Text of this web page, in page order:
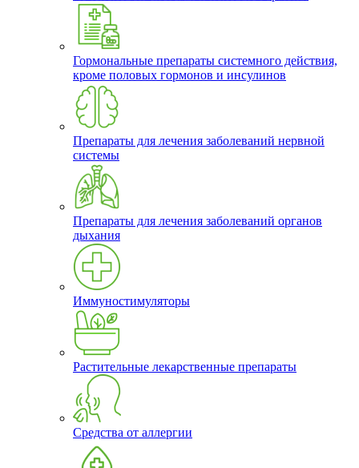
Гормональные препараты системного действия,
кроме половых гормонов и инсулинов
Препараты для лечения заболеваний нервной
системы
Препараты для лечения заболеваний органов
дыхания
Иммуностимуляторы
Растительные лекарственные препараты
Средства от аллергии